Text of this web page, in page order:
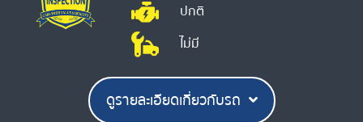
ปกติ
ไม่มี
ดูรายละเอียดเกี่ยวกับรถ